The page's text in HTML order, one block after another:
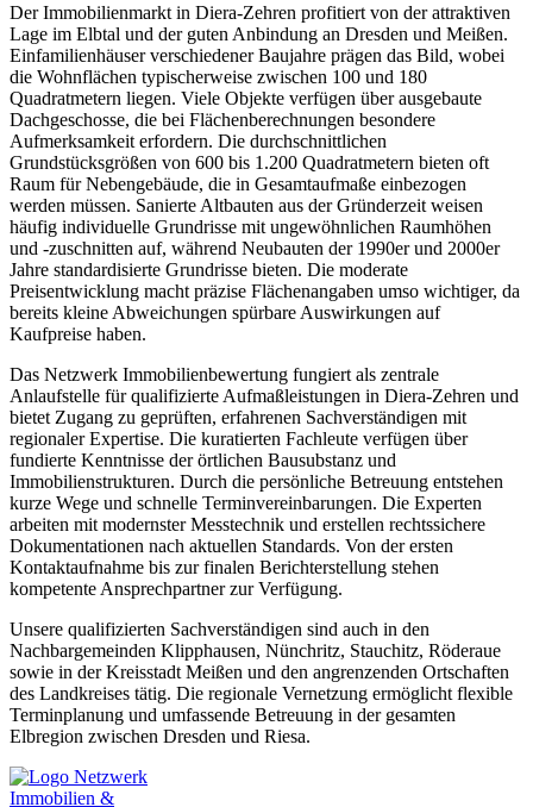
Der Immobilienmarkt in Diera-Zehren profitiert von der attraktiven
Lage im Elbtal und der guten Anbindung an Dresden und Meißen.
Einfamilienhäuser verschiedener Baujahre prägen das Bild, wobei
die Wohnflächen typischerweise zwischen 100 und 180
Quadratmetern liegen. Viele Objekte verfügen über ausgebaute
Dachgeschosse, die bei Flächenberechnungen besondere
Aufmerksamkeit erfordern. Die durchschnittlichen
Grundstücksgrößen von 600 bis 1.200 Quadratmetern bieten oft
Raum für Nebengebäude, die in Gesamtaufmaße einbezogen
werden müssen. Sanierte Altbauten aus der Gründerzeit weisen
häufig individuelle Grundrisse mit ungewöhnlichen Raumhöhen
und -zuschnitten auf, während Neubauten der 1990er und 2000er
Jahre standardisierte Grundrisse bieten. Die moderate
Preisentwicklung macht präzise Flächenangaben umso wichtiger, da
bereits kleine Abweichungen spürbare Auswirkungen auf
Kaufpreise haben.
Das Netzwerk Immobilienbewertung fungiert als zentrale
Anlaufstelle für qualifizierte Aufmaßleistungen in Diera-Zehren und
bietet Zugang zu geprüften, erfahrenen Sachverständigen mit
regionaler Expertise. Die kuratierten Fachleute verfügen über
fundierte Kenntnisse der örtlichen Bausubstanz und
Immobilienstrukturen. Durch die persönliche Betreuung entstehen
kurze Wege und schnelle Terminvereinbarungen. Die Experten
arbeiten mit modernster Messtechnik und erstellen rechtssichere
Dokumentationen nach aktuellen Standards. Von der ersten
Kontaktaufnahme bis zur finalen Berichterstellung stehen
kompetente Ansprechpartner zur Verfügung.
Unsere qualifizierten Sachverständigen sind auch in den
Nachbargemeinden Klipphausen, Nünchritz, Stauchitz, Röderaue
sowie in der Kreisstadt Meißen und den angrenzenden Ortschaften
des Landkreises tätig. Die regionale Vernetzung ermöglicht flexible
Terminplanung und umfassende Betreuung in der gesamten
Elbregion zwischen Dresden und Riesa.